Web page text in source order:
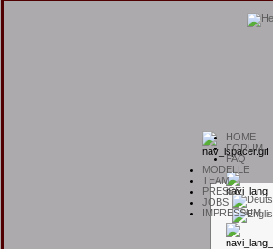
HOME
FORUM
FAQ
MODELLE
TEAM
PRESSE
JOBS
IMPRESSUM